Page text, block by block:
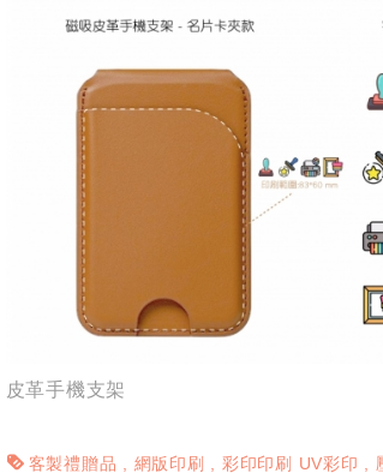
皮革手機支架
客製禮贈品 網版印刷 彩印印刷 UV彩印